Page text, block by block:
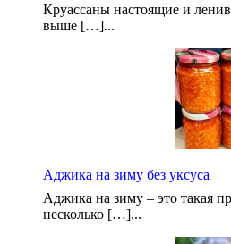
Круассаны настоящие и
выше […]...
Аджика на зиму без уксуса
Аджика на зиму – это такая
несколько […]...